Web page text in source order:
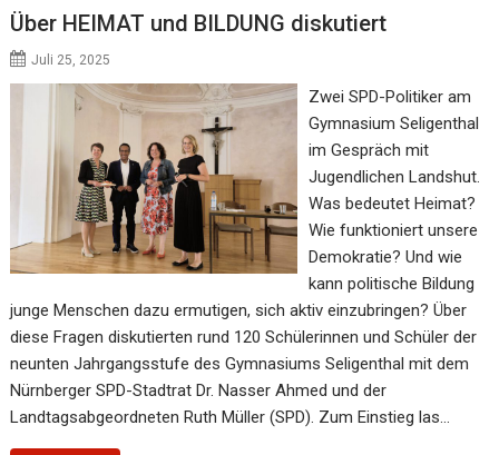
Über HEIMAT und BILDUNG diskutiert
Juli 25, 2025
Zwei SPD-Politiker am
Gymnasium Seligenthal
im Gespräch mit
Jugendlichen Landshut.
Was bedeutet Heimat?
Wie funktioniert unsere
Demokratie? Und wie
kann politische Bildung
junge Menschen dazu ermutigen, sich aktiv einzubringen? Über
diese Fragen diskutierten rund 120 Schülerinnen und Schüler der
neunten Jahrgangsstufe des Gymnasiums Seligenthal mit dem
Nürnberger SPD-Stadtrat Dr. Nasser Ahmed und der
Landtagsabgeordneten Ruth Müller (SPD). Zum Einstieg las…